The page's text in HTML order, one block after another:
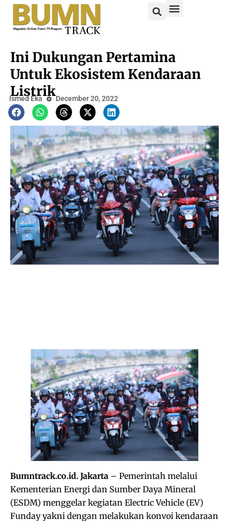
Ini Dukungan Pertamina
Untuk Ekosistem Kendaraan
Listrik
Ismed Eka December 20, 2022
Bumntrack.co.id. Jakarta – Pemerintah melalui
Kementerian Energi dan Sumber Daya Mineral
(ESDM) menggelar kegiatan Electric Vehicle (EV)
Funday yakni dengan melakukan konvoi kendaraan